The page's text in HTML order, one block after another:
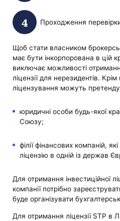
Проходження
Щоб стати власником
має бути інкорпорована в цій
виключає можливості
ліцензії для нерезидентів.
ліцензування можуть
юридичні особи будь-якої
Союзу;
філії фінансових компаній,
ліцензію в одній із держав
Для отримання інвестиційної
компанії потрібно
буде організувати
Для отримання ліцензії STP в